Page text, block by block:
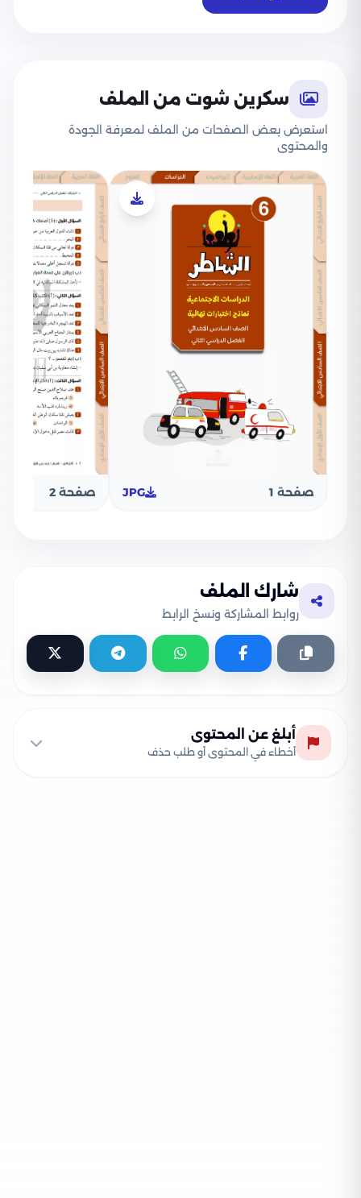
سكرين شوت من الملف
استعرض بعض الصفحات من الملف لمعرفة الجودة
والمحتوى
صفحة 1 JPG صفحة 2
شارك الملف
روابط المشاركة ونسخ الرابط
أبلغ عن المحتوى
أخطاء في المحتوى أو طلب حذف